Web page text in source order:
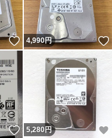
いいね！
4,990円
いいね！
5,280円